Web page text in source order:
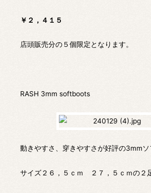
￥２，４１５
店頭販売分の５個限定となります。
RASH 3mm softboots
動きやすさ、穿きやすさが好評の3mmソ
サイズ２６，５ｃｍ ２７，５ｃｍの２